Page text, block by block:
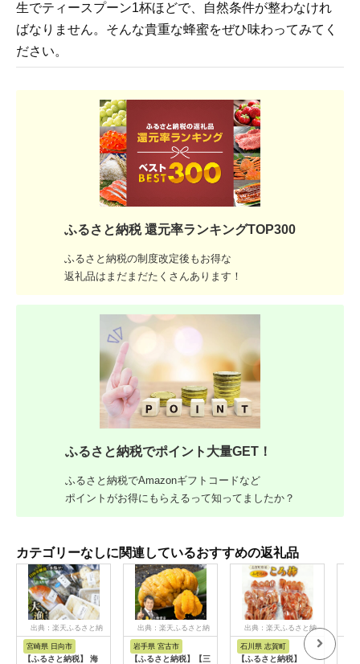
生でティースプーン1杯ほどで、自然条件が整わなけれ
ばなりません。そんな貴重な蜂蜜をぜひ味わってみてく
ださい。
ふるさと納税 還元率ランキングTOP300
ふるさと納税の制度改定後もお得な
返礼品はまだまだたくさんあります！
ふるさと納税でポイント大量GET！
ふるさと納税でAmazonギフトコードなど
ポイントがお得にもらえるって知ってましたか？
カテゴリーなしに関連しているおすすめの返礼品
出典：楽天ふるさと納
宮崎県 日向市
【ふるさと納税】 海
出典：楽天ふるさと納
岩手県 宮古市
【ふるさと納税】【三
出典：楽天ふるさと納
石川県 志賀町
【ふるさと納税】